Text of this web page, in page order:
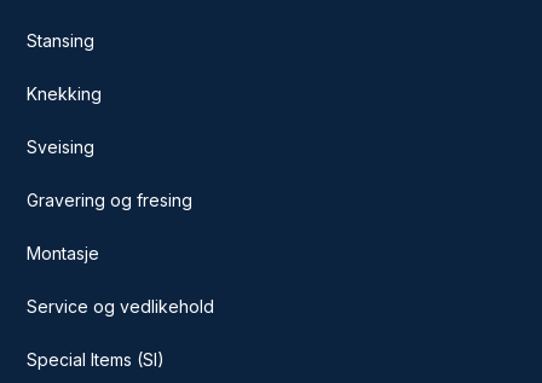
Stansing
Knekking
Sveising
Gravering og fresing
Montasje
Service og vedlikehold
Special Items (SI)